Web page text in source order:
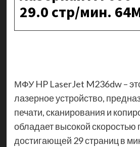
29.0 стр/мин.
МФУ HP LaserJet M236dw –
лазерное устройство,
печати, сканирования и
обладает высокой скоростью
достигающей 29 страниц в